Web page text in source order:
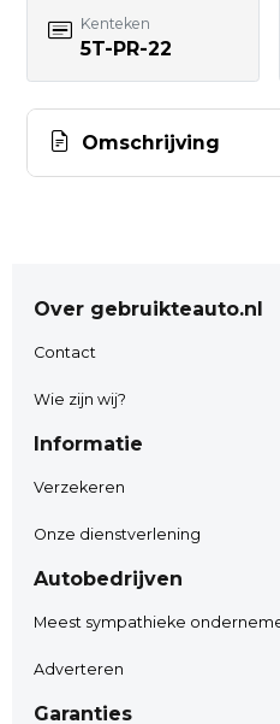
Kenteken
5T-PR-22
Omschrijving
Model: 500
Carrosserievorm
Brandstofsoort
Bouwjaar
Kleur: wit
Aantal cilinders
Motorcode:
Ledig gewicht
Max. trekgewicht
Over gebruikteauto.nl
Contact
Wie zijn wij?
Informatie
Verzekeren
Onze dienstverlening
Autobedrijven
Meest sympathieke
Adverteren
Garanties